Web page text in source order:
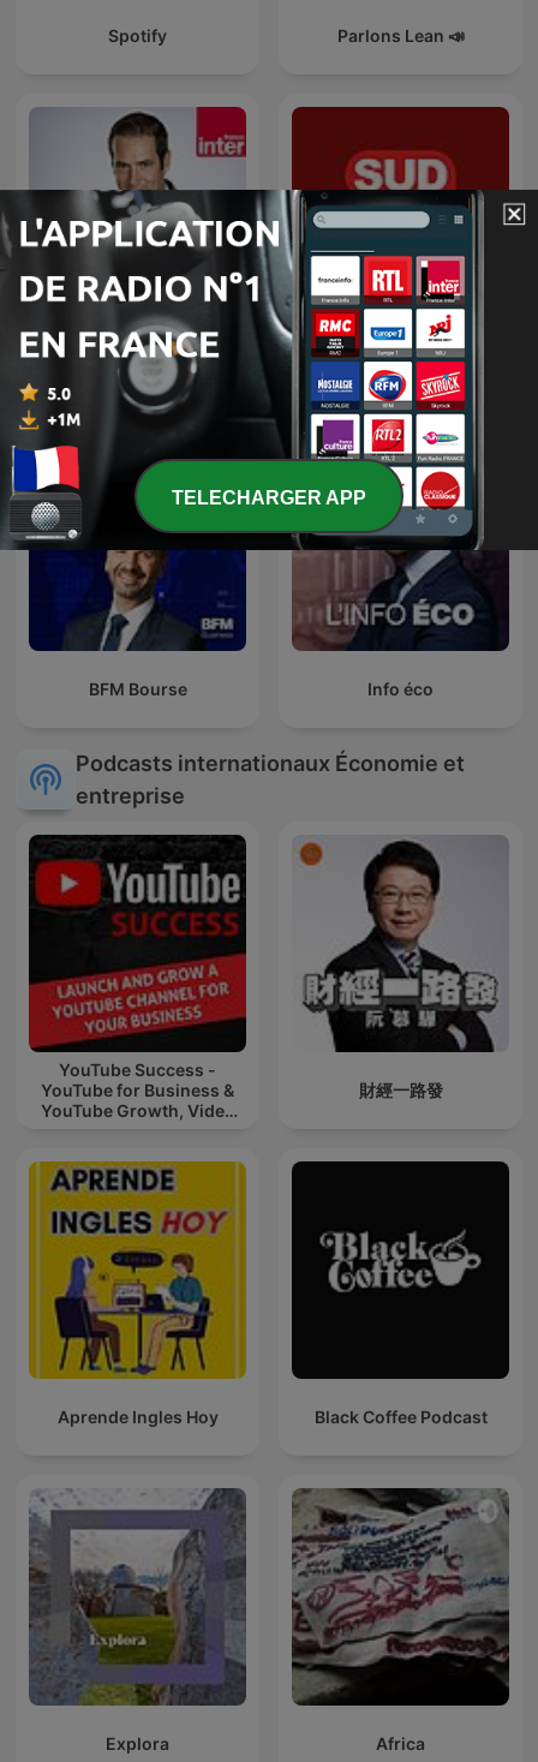
Spotify Parlons Lean 📣
Tanguy Pastureau
maltraite l'info
L'info éco +
BFM Bourse Info éco
Podcasts internationaux Économie et
entreprise
YouTube Success -
YouTube for Business &
YouTube Growth, Video
財經一路發
Aprende Ingles Hoy Black Coffee Podcast
Explora Africa
TELECHARGER APP